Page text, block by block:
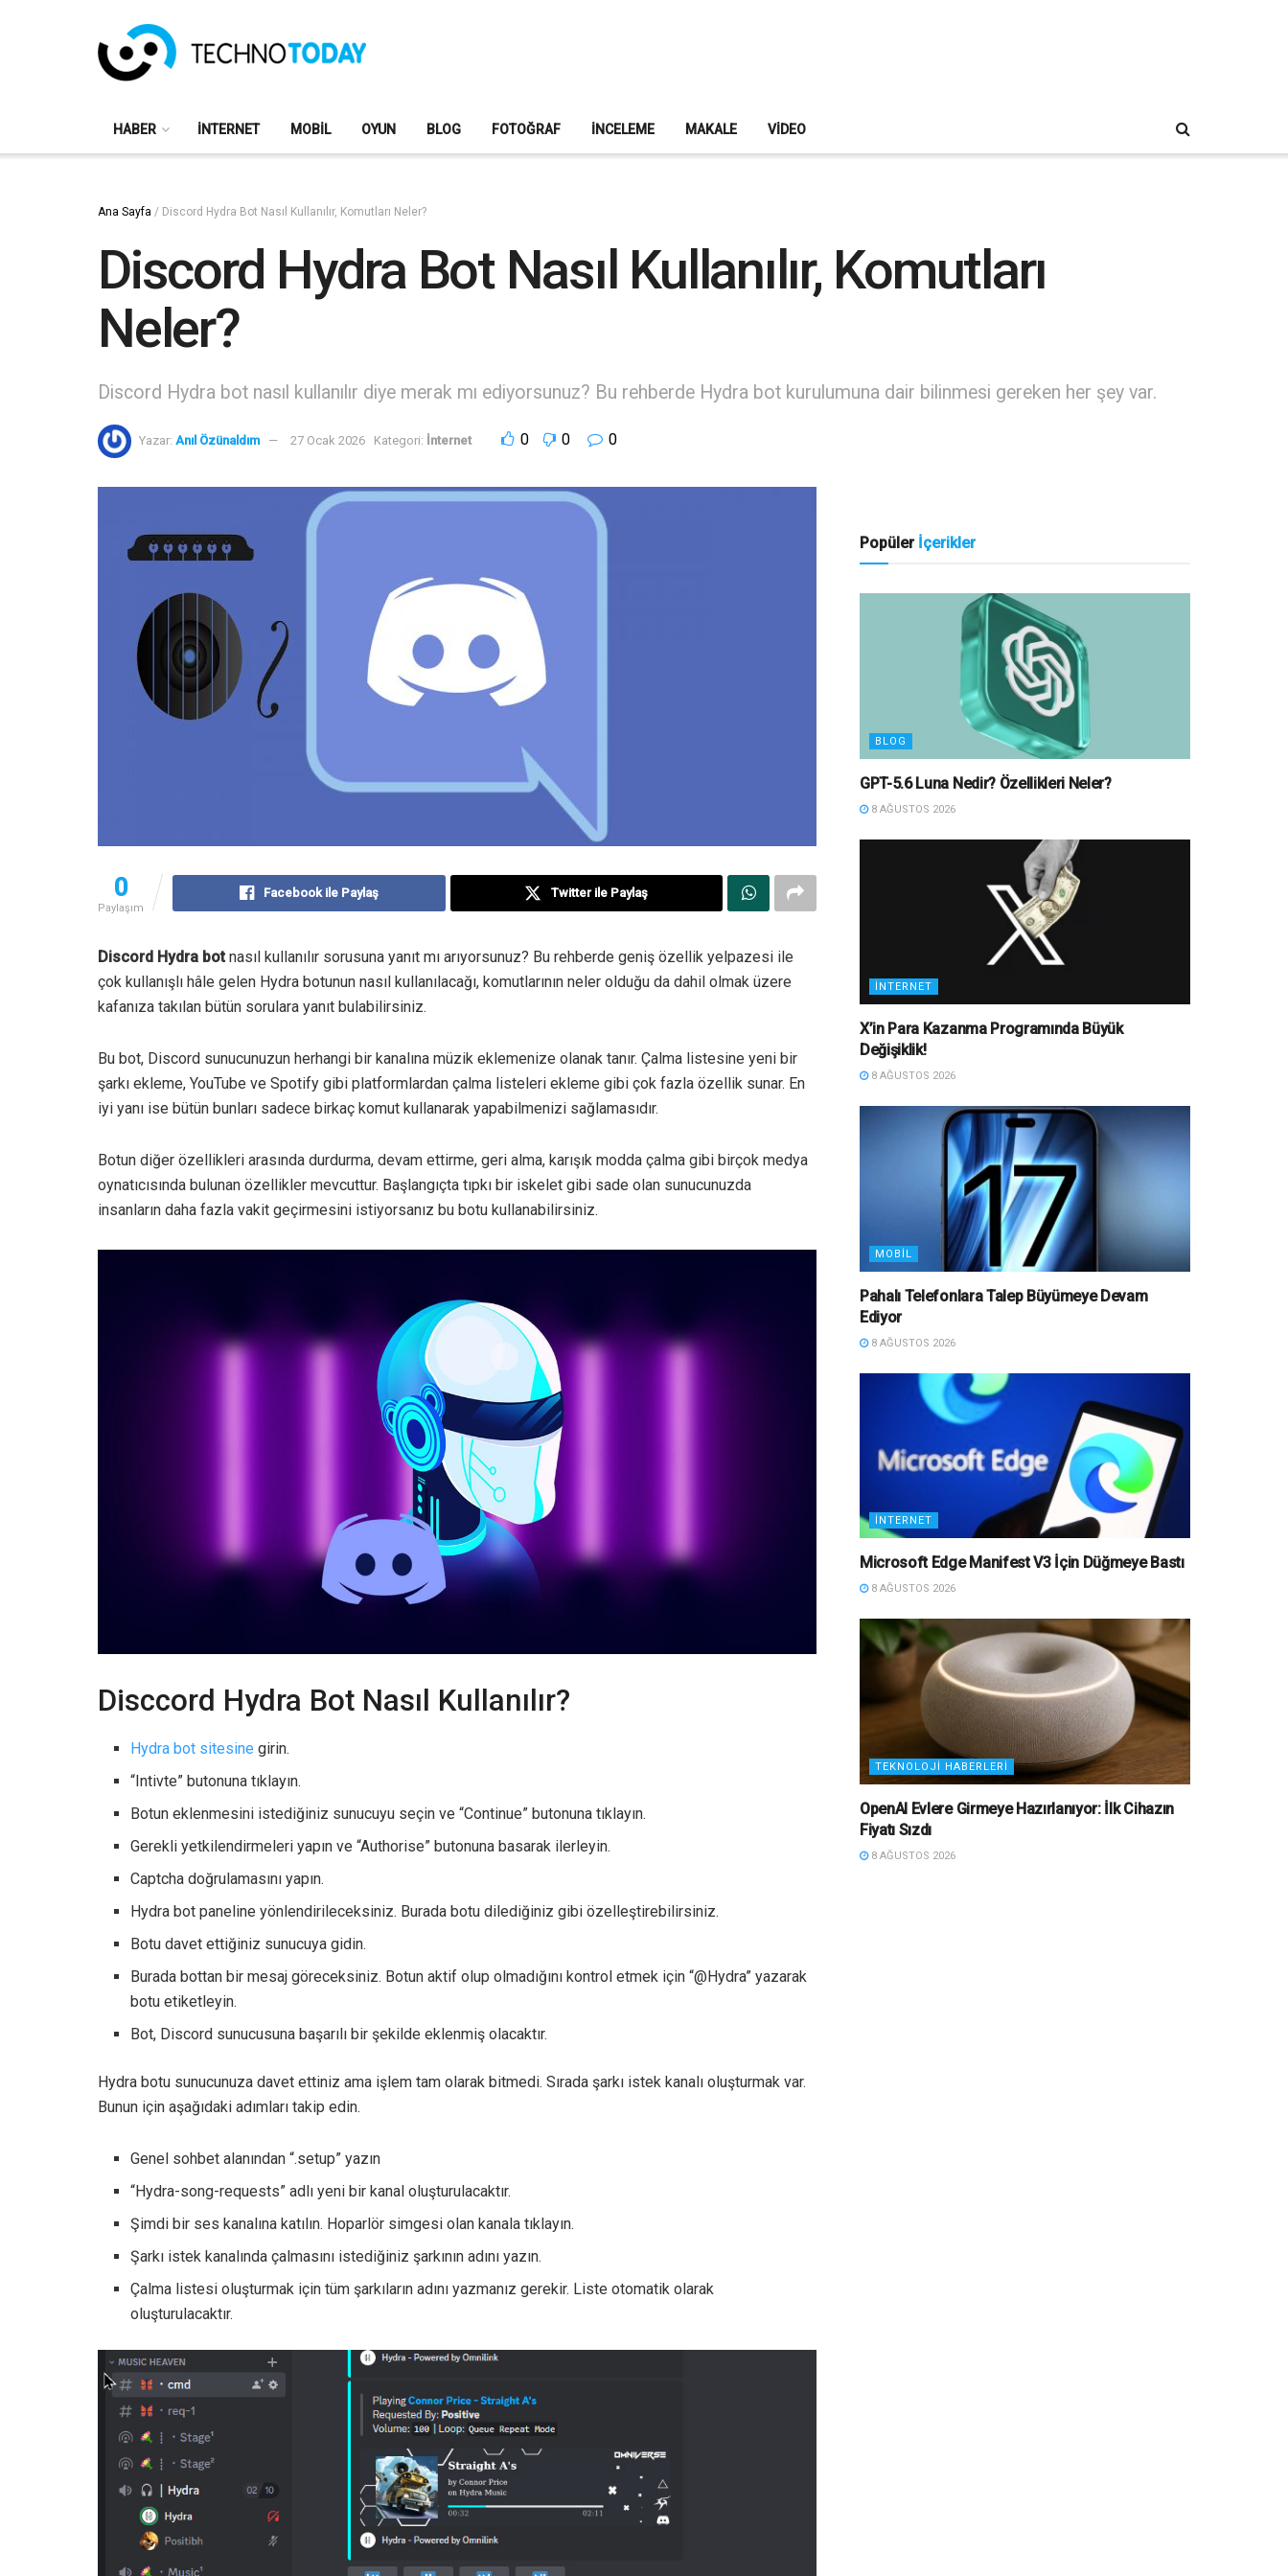
HABER İNTERNET MOBIL OYUN BLOG FOTOĞRAF İNCELEME MAKALE VIDEO
Ana Sayfa / Discord Hydra Bot Nasıl Kullanılır, Komutları Neler?
Discord Hydra Bot Nasıl Kullanılır, Komutları
Neler?
Discord Hydra bot nasıl kullanılır diye merak mı ediyorsunuz? Bu rehberde Hydra bot kurulumuna dair bilinmesi gereken her şey var.
Yazar: Anıl Özünaldım 27 Ocak 2026 Kategori: İnternet 0 0 0
0
Paylaşım
Facebook ile Paylaş Twitter ile Paylaş
Discord Hydra botnasıl kullanılır sorusuna yanıt mı arıyorsunuz? Bu rehberde geniş özellik yelpazesi ile
çok kullanışlı hâle gelen Hydra botunun nasıl kullanılacağı, komutlarının neler olduğu da dahil olmak üzere
kafanıza takılan bütün sorulara yanıt bulabilirsiniz.
Bu bot, Discord sunucunuzun herhangi bir kanalına müzik eklemenize olanak tanır. Çalma listesine yeni bir
şarkı ekleme, YouTube ve Spotify gibi platformlardan çalma listeleri ekleme gibi çok fazla özellik sunar. En
iyi yanı ise bütün bunları sadece birkaç komut kullanarak yapabilmenizi sağlamasıdır.
Botun diğer özellikleri arasında durdurma, devam ettirme, geri alma, karışık modda çalma gibi birçok medya
oynatıcısında bulunan özellikler mevcuttur. Başlangıçta tıpkı bir iskelet gibi sade olan sunucunuzda
insanların daha fazla vakit geçirmesini istiyorsanız bu botu kullanabilirsiniz.
Disccord Hydra Bot Nasıl Kullanılır?
Hydra bot sitesine girin.
“Intivte” butonuna tıklayın.
Botun eklenmesini istediğiniz sunucuyu seçin ve “Continue” butonuna tıklayın.
Gerekli yetkilendirmeleri yapın ve “Authorise” butonuna basarak ilerleyin.
Captcha doğrulamasını yapın.
Hydra bot paneline yönlendirileceksiniz. Burada botu dilediğiniz gibi özelleştirebilirsiniz.
Botu davet ettiğiniz sunucuya gidin.
Burada bottan bir mesaj göreceksiniz. Botun aktif olup olmadığını kontrol etmek için “@Hydra” yazarak
botu etiketleyin.
Bot, Discord sunucusuna başarılı bir şekilde eklenmiş olacaktır.
Hydra botu sunucunuza davet ettiniz ama işlem tam olarak bitmedi. Sırada şarkı istek kanalı oluşturmak var.
Bunun için aşağıdaki adımları takip edin.
Genel sohbet alanından “.setup” yazın
“Hydra-song-requests” adlı yeni bir kanal oluşturulacaktır.
Şimdi bir ses kanalına katılın. Hoparlör simgesi olan kanala tıklayın.
Şarkı istek kanalında çalmasını istediğiniz şarkının adını yazın.
Çalma listesi oluşturmak için tüm şarkıların adını yazmanız gerekir. Liste otomatik olarak
oluşturulacaktır.
Popüler İçerikler
BLOG
GPT-5.6 Luna Nedir? Özellikleri Neler?
8 AĞUSTOS 2026
İNTERNET
X’in Para Kazanma Programında Büyük
Değişiklik!
8 AĞUSTOS 2026
MOBIL
Pahalı Telefonlara Talep Büyümeye Devam
Ediyor
8 AĞUSTOS 2026
İNTERNET
Microsoft Edge Manifest V3 İçin Düğmeye Bastı
8 AĞUSTOS 2026
TEKNOLOJI HABERLERI
OpenAI Evlere Girmeye Hazırlanıyor: İlk Cihazın
Fiyatı Sızdı
8 AĞUSTOS 2026